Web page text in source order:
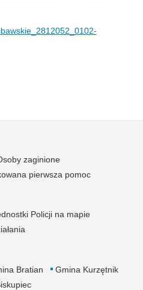
zaginione
pierwsza pomoc
Policji na mapie
Bratian
Gmina Kurzętnik